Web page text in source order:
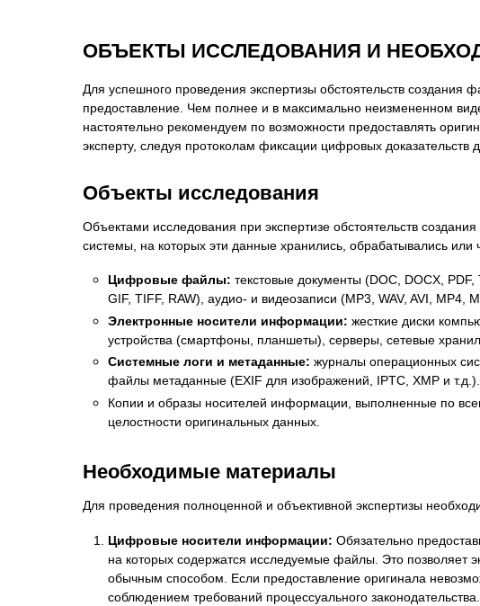
ОБЪЕКТЫ ИССЛЕДОВАНИЯ И
Для успешного проведения экспертизы обстоятельств
предоставление. Чем полнее и в максимально неизмененном
настоятельно рекомендуем по возможности предоставлять
эксперту, следуя протоколам фиксации цифровых
Объекты исследования
Объектами исследования при экспертизе обстоятельств
системы, на которых эти данные хранились, обрабатывались или
Цифровые файлы: текстовые документы (DOC, DOCX,
GIF, TIFF, RAW), аудио- и видеозаписи (MP3, WAV, AVI,
Электронные носители информации: жесткие диски
устройства (смартфоны, планшеты), серверы, сетевые
Системные логи и метаданные: журналы операционных
файлы метаданные (EXIF для изображений, IPTC, XMP и т.д.).
Копии и образы носителей информации, выполненные по
целостности оригинальных данных.
Необходимые материалы
Для проведения полноценной и объективной экспертизы
Цифровые носители информации: Обязательно
на которых содержатся исследуемые файлы. Это позволяет
обычным способом. Если предоставление оригинала
соблюдением требований процессуального законодательства.